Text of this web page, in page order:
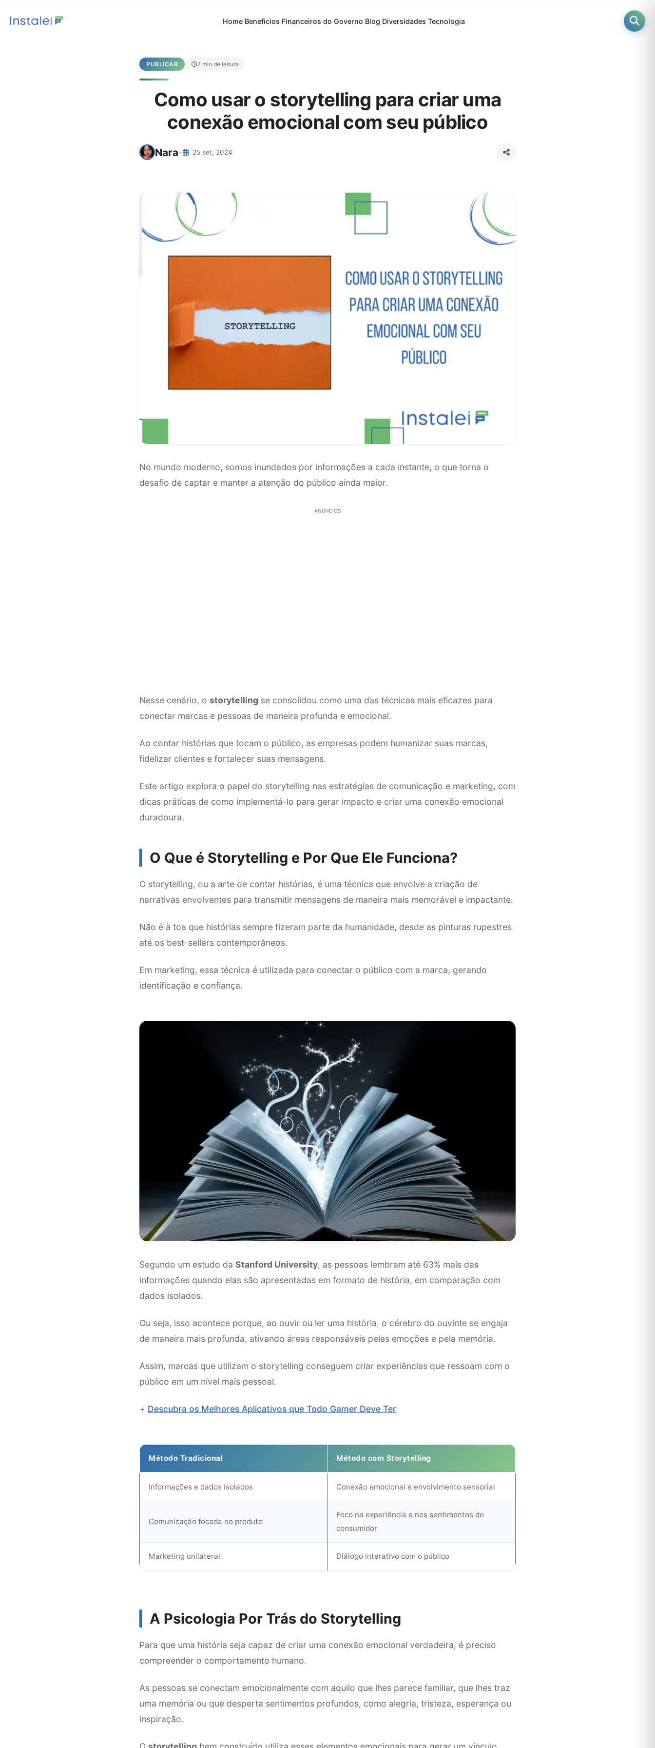
Home Benefícios Financeiros do Governo Blog Diversidades Tecnologia
PUBLICAR 7 min de leitura
Como usar o storytelling para criar uma
conexão emocional com seu público
Nara• 25 set, 2024
No mundo moderno, somos inundados por informações a cada instante, o que torna o
desafio de captar e manter a atenção do público ainda maior.
ANÚNCIOS
Nesse cenário, o storytelling se consolidou como uma das técnicas mais eficazes para
conectar marcas e pessoas de maneira profunda e emocional.
Ao contar histórias que tocam o público, as empresas podem humanizar suas marcas,
fidelizar clientes e fortalecer suas mensagens.
Este artigo explora o papel do storytelling nas estratégias de comunicação e marketing, com
dicas práticas de como implementá-lo para gerar impacto e criar uma conexão emocional
duradoura.
O Que é Storytelling e Por Que Ele Funciona?
O storytelling, ou a arte de contar histórias, é uma técnica que envolve a criação de
narrativas envolventes para transmitir mensagens de maneira mais memorável e impactante.
Não é à toa que histórias sempre fizeram parte da humanidade, desde as pinturas rupestres
até os best-sellers contemporâneos.
Em marketing, essa técnica é utilizada para conectar o público com a marca, gerando
identificação e confiança.
Segundo um estudo da Stanford University, as pessoas lembram até 63% mais das
informações quando elas são apresentadas em formato de história, em comparação com
dados isolados.
Ou seja, isso acontece porque, ao ouvir ou ler uma história, o cérebro do ouvinte se engaja
de maneira mais profunda, ativando áreas responsáveis pelas emoções e pela memória.
Assim, marcas que utilizam o storytelling conseguem criar experiências que ressoam com o
público em um nível mais pessoal.
+ Descubra os Melhores Aplicativos que Todo Gamer Deve Ter
Método Tradicional Método com Storytelling
Informações e dados isolados Conexão emocional e envolvimento sensorial
Comunicação focada no produto
Foco na experiência e nos sentimentos do
consumidor
Marketing unilateral Diálogo interativo com o público
A Psicologia Por Trás do Storytelling
Para que uma história seja capaz de criar uma conexão emocional verdadeira, é preciso
compreender o comportamento humano.
As pessoas se conectam emocionalmente com aquilo que lhes parece familiar, que lhes traz
uma memória ou que desperta sentimentos profundos, como alegria, tristeza, esperança ou
inspiração.